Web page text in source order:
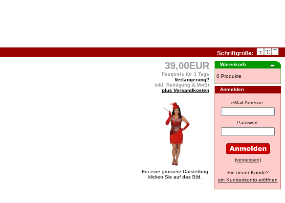
Schriftgröße:
39,00EUR
Festpreis für 3 Tage
Verlängerung?
inkl. Reinigung & MwSt
plus Versandkosten
Für eine grössere Darstellung
klicken Sie auf das Bild.
Warenkorb
0 Produkte
Anmelden
eMail-Adresse:
Passwort:
(vergessen)
Ein neuer Kunde?
ein Kundenkonto eröffnen